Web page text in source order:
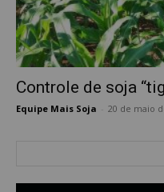
Controle de soja
Equipe Mais Soja 20 de maio